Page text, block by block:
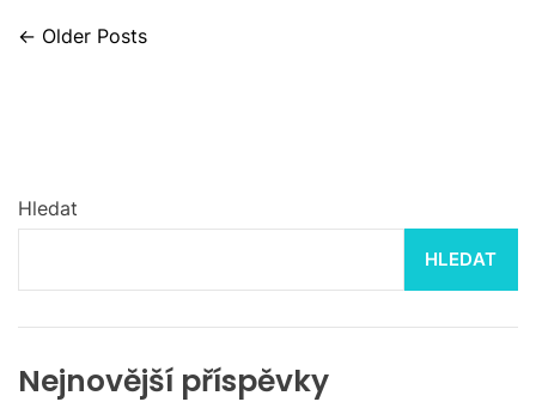
N
c
e
r
o
ř
← Older Posts
Hledat
HLEDAT
Nejnovější příspěvky